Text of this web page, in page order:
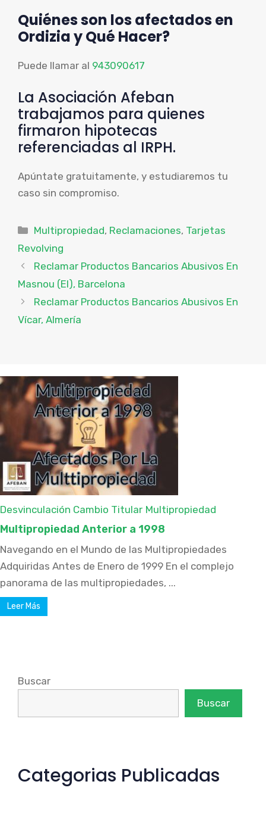
Quiénes son los afectados en
Ordizia y Qué Hacer?
Puede llamar al 943090617
La Asociación Afeban
trabajamos para quienes
firmaron hipotecas
referenciadas al IRPH.
Apúntate gratuitamente, y estudiaremos tu
caso sin compromiso.
Categorías
Multipropiedad, Reclamaciones, Tarjetas
Revolving
Reclamar Productos Bancarios Abusivos En
Masnou (El), Barcelona
Reclamar Productos Bancarios Abusivos En
Vícar, Almería
Desvinculación Cambio Titular Multipropiedad
Multipropiedad Anterior a 1998
Navegando en el Mundo de las Multipropiedades
Adquiridas Antes de Enero de 1999 En el complejo
panorama de las multipropiedades, ...
Leer Más
Buscar
Buscar
Categorias Publicadas